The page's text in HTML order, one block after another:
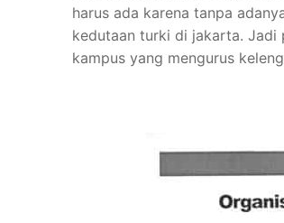
harus ada karena tanpa
kedutaan turki di jakarta. Jadi
kampus yang mengurus